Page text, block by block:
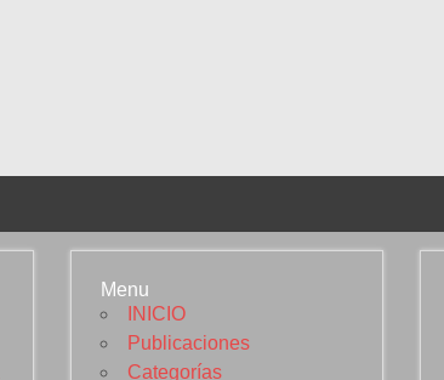
Menu
INICIO
Publicaciones
Categorías